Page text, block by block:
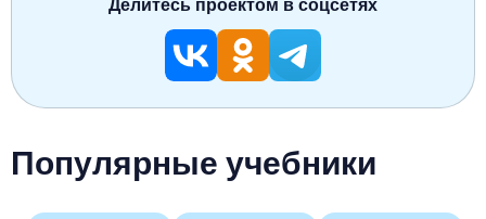
Популярные учебники